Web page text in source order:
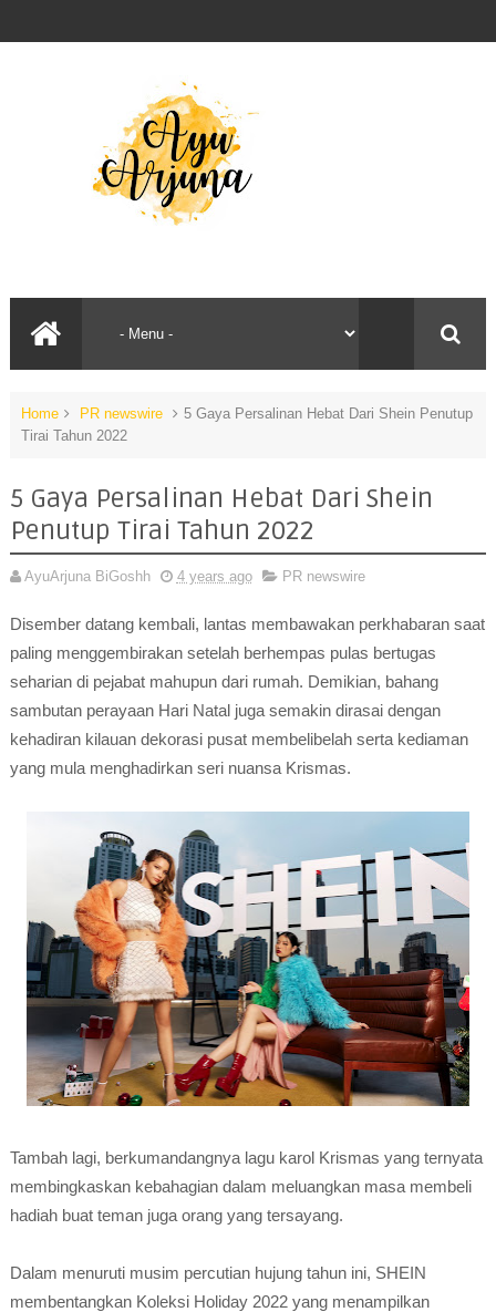
Home PR newswire
5 Gaya Persalinan Hebat Dari Shein Penutup
Tirai Tahun 2022
5 Gaya Persalinan Hebat Dari Shein
Penutup Tirai Tahun 2022
AyuArjuna BiGoshh 4 years ago PR newswire
Disember datang kembali, lantas membawakan perkhabaran saat
paling menggembirakan setelah berhempas pulas bertugas
seharian di pejabat mahupun dari rumah. Demikian, bahang
sambutan perayaan Hari Natal juga semakin dirasai dengan
kehadiran kilauan dekorasi pusat membelibelah serta kediaman
yang mula menghadirkan seri nuansa Krismas.
Tambah lagi, berkumandangnya lagu karol Krismas yang ternyata
membingkaskan kebahagian dalam meluangkan masa membeli
hadiah buat teman juga orang yang tersayang.
Dalam menuruti musim percutian hujung tahun ini, SHEIN
membentangkan Koleksi Holiday 2022 yang menampilkan